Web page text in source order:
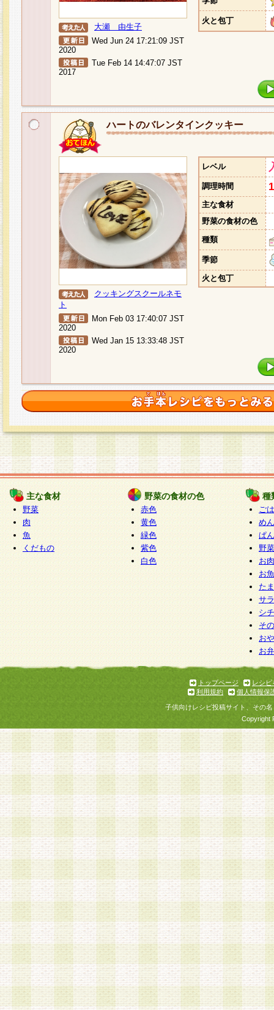
大瀬 由生子
Wed Jun 24 17:21:09 JST
2020
Tue Feb 14 14:47:07 JST
2017
火と包丁
ハートのバレンタインクッキー
クッキングスクールネモ
ト
Mon Feb 03 17:40:07 JST
2020
Wed Jan 15 13:33:48 JST
2020
レベル
調理時間
主な食材
野菜の食材の色
種類
季節
火と包丁
主な食材
野菜
肉
魚
くだもの
野菜の食材の色
赤色
黄色
緑色
紫色
白色
種
ご
めん
ぱん
野
お
お
た
サ
シ
そ
お
お
トップページ
レシピ
利用規約
個人情報保
子供向けレシピ投稿サイト、その
Copyright